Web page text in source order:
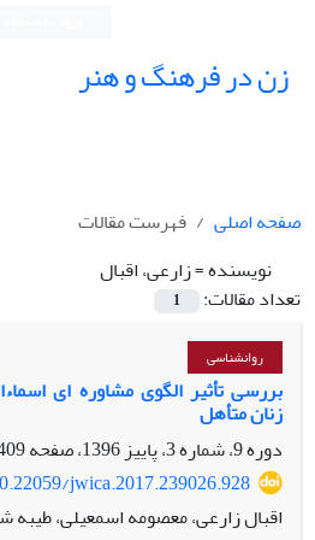
زن در فرهنگ و هنر
صفحه اصلی
فهرست مقالات
نویسنده =زارعی، اقبال
تعداد مقالات:
1
روانشناسی
بررسی تأثیر الگوی مشاوره ‏ای
زنان متأهل
دوره 9، شماره 3، پاییز 1396، صفحه
428
jwica.2017.239026.928
اقبال زارعی، معصومه اسمعیلی، طیبه